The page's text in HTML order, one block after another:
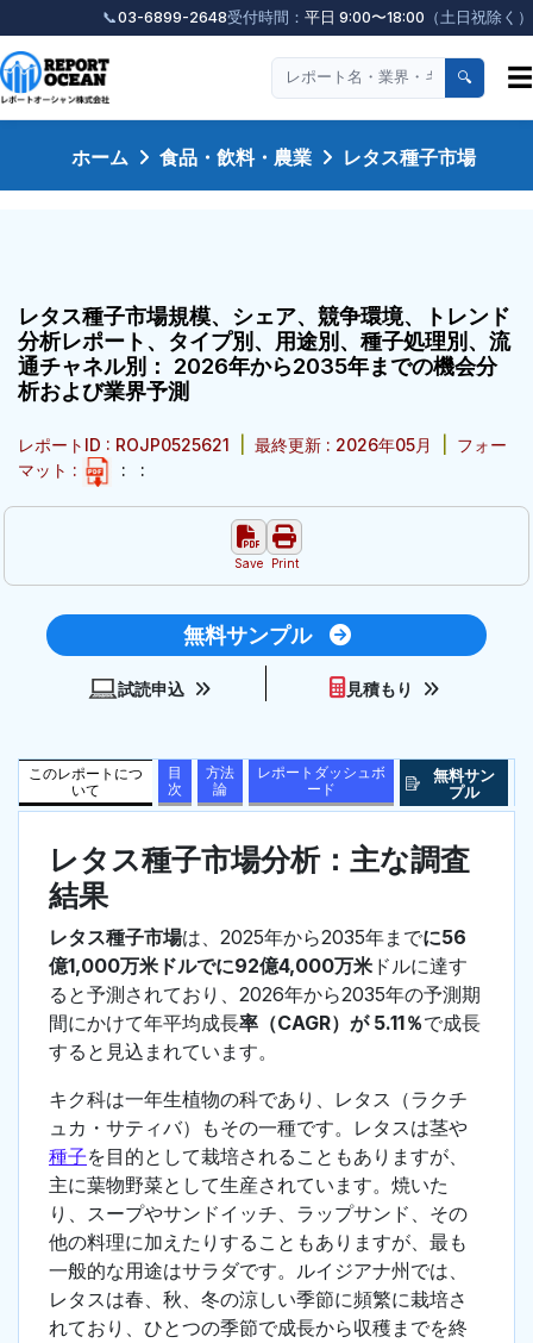
📞03-6899-2648受付時間： 平日 9:00〜18:00 （土日祝除く）
🔍 ☰
ホーム 食品・飲料・農業 レタス種子市場
レタス種子市場規模、シェア、競争環境、トレンド
分析レポート、タイプ別、用途別、種子処理別、流
通チャネル別： 2026年から2035年までの機会分
析および業界予測
レポートID : ROJP0525621 最終更新 : 2026年05月
フォー
マット :
: :
Save Print
無料サンプル
試読申込 見積もり
このレポートにつ
いて
目
次
方法
論
レポートダッシュボ
ード
無料サン
プル
レタス種子市場分析：主な調査
結果
レタス種子市場は、2025年から2035年までに56
億1,000万米ドルでに92億4,000万米 ドルに達す
ると予測されており、2026年から2035年の予測期
間にかけて年平均成長率（CAGR）が 5.11％で成長
すると見込まれています。
キク科は一年生植物の科であり、レタス（ラクチ
ュカ・サティバ）もその一種です。レタスは茎や
種子を目的として栽培されることもありますが、
主に葉物野菜として生産されています。焼いた
り、スープやサンドイッチ、ラップサンド、その
他の料理に加えたりすることもありますが、最も
一般的な用途はサラダです。ルイジアナ州では、
レタスは春、秋、冬の涼しい季節に頻繁に栽培さ
れており、ひとつの季節で成長から収穫までを終